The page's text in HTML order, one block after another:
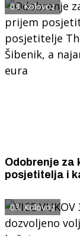
03. Kolovoz
Odobrenje za
posjetitelja i
najam 11 827
03. Kolovoz